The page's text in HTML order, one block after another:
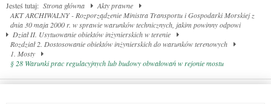
Jesteś tutaj: Strona główna
Akty prawne
AKT ARCHIWALNY - Rozporządzenie Ministra Transportu i Gospodarki Morskiej z
dnia 30 maja 2000 r. w sprawie warunków technicznych, jakim powinny odpowi
Dział II. Usytuowanie obiektów inżynierskich w terenie
Rozdział 2. Dostosowanie obiektów inżynierskich do warunków terenowych
1. Mosty
§ 28 Warunki prac regulacyjnych lub budowy obwałowań w rejonie mostu